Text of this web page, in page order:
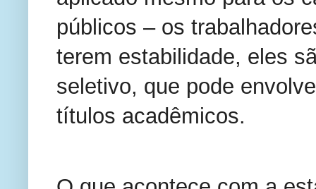
públicos – os
terem estabilidade, eles
seletivo, que pode
títulos acadêmicos.